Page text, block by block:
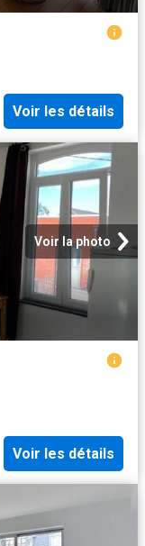
Voir les détails
Voir la photo
Voir les détails